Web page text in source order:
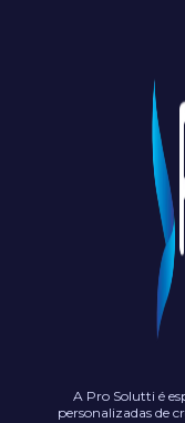
A Pro Solutti é
personalizadas de